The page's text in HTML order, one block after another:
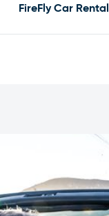
FireFly Car Rental